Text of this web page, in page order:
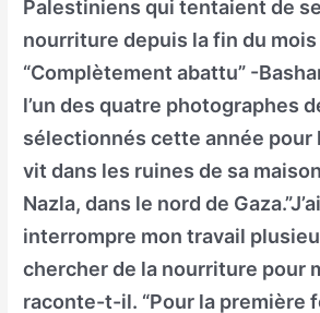
Palestiniens qui tentaient de
nourriture depuis la fin du
“Complètement abattu” -
l’un des quatre photographes
sélectionnés cette année pour
vit dans les ruines de sa
Nazla, dans le nord de
interrompre mon travail
chercher de la nourriture pour
raconte-t-il. “Pour la première